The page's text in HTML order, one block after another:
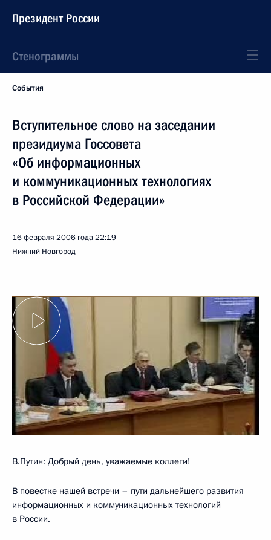
Президент России
Стенограммы
События
Вступительное слово на заседании
президиума Госсовета
«Об информационных
и коммуникационных технологиях
в Российской Федерации»
16 февраля 2006 года22:19
Нижний Новгород
В.Путин: Добрый день, уважаемые коллеги!
В повестке нашей встречи – пути дальнейшего развития
информационных и коммуникационных технологий
в России.